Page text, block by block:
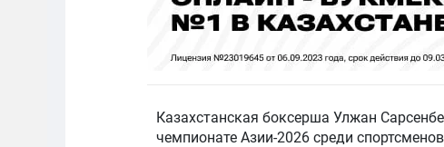
Казахстанская боксерша Улжан
чемпионате Азии-2026 среди